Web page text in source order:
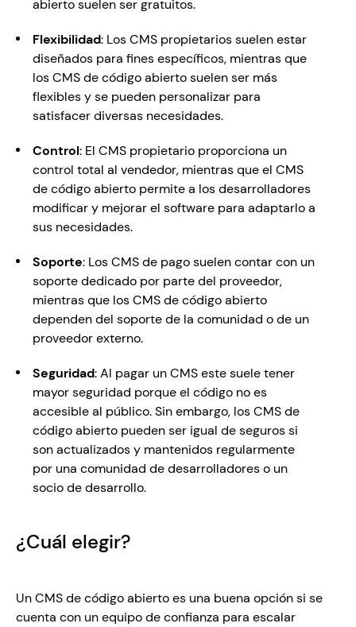
abierto suelen ser gratuitos.
Flexibilidad: Los CMS propietarios suelen estar
diseñados para fines específicos, mientras que
los CMS de código abierto suelen ser más
flexibles y se pueden personalizar para
satisfacer diversas necesidades.
Control: El CMS propietario proporciona un
control total al vendedor, mientras que el CMS
de código abierto permite a los desarrolladores
modificar y mejorar el software para adaptarlo a
sus necesidades.
Soporte: Los CMS de pago suelen contar con un
soporte dedicado por parte del proveedor,
mientras que los CMS de código abierto
dependen del soporte de la comunidad o de un
proveedor externo.
Seguridad: Al pagar un CMS este suele tener
mayor seguridad porque el código no es
accesible al público. Sin embargo, los CMS de
código abierto pueden ser igual de seguros si
son actualizados y mantenidos regularmente
por una comunidad de desarrolladores o un
socio de desarrollo.
¿Cuál elegir?
Un CMS de código abierto es una buena opción si se
cuenta con un equipo de confianza para escalar